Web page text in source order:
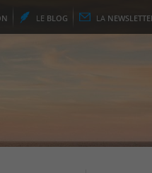
LE BLOG LA